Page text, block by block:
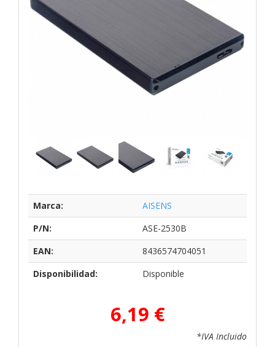
Marca:
AISENS
P/N:
ASE-2530B
EAN:
8436574704051
Disponibilidad:
Disponible
6,19 €
*IVA Incluido